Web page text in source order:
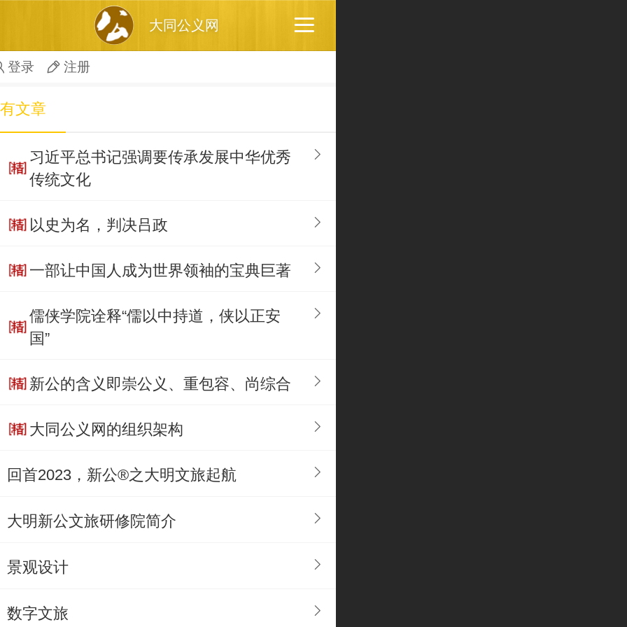
大同公义网
登录 注册
文章
习近平总书记强调要传承发展中华优秀
传统文化
以史为名，判决吕政
一部让中国人成为世界领袖的宝典巨著
儒侠学院诠释“儒以中持道，侠以正安
国”
新公的含义即崇公义、重包容、尚综合
大同公义网的组织架构
回首2023，新公®之大明文旅起航
大明新公文旅研修院简介
景观设计
数字文旅